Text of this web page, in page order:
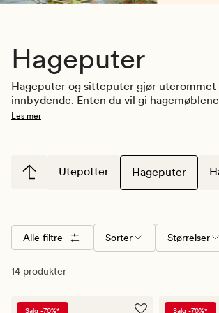
Hageputer
Hageputer og sitteputer gjør uterommet
innbydende. Enten du vil gi
med uteputer, eller skape en hyggelig
Les mer
Utepotter Hageputer
Alle filtre Sorter Størrelser
14 produkter
Salg -70%* Salg -70%*